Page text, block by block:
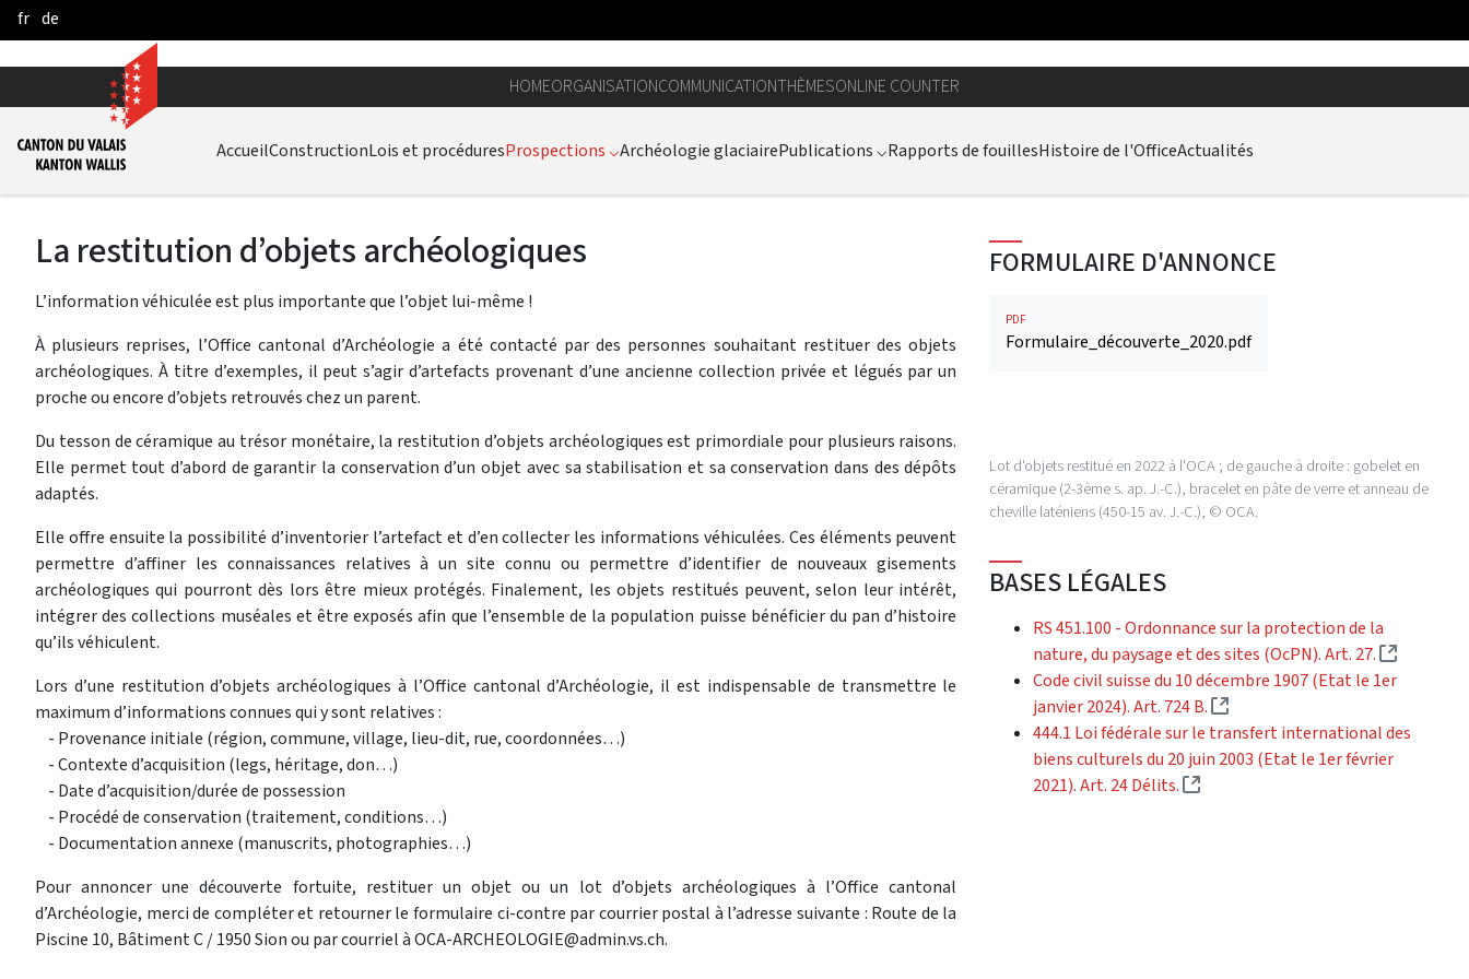
Skip to Main Content
fr de
HOMEORGANISATIONCOMMUNICATIONTHÈMESONLINE COUNTER
AccueilConstructionLois et procéduresProspections ⌵Archéologie glaciairePublications ⌵Rapports de fouillesHistoire de l'OfficeActualités
La restitution d’objets archéologiques
L’information véhiculée est plus importante que l’objet lui-même !
À plusieurs reprises, l’Office cantonal d’Archéologie a été contacté par des personnes souhaitant restituer des objets
archéologiques. À titre d’exemples, il peut s’agir d’artefacts provenant d’une ancienne collection privée et légués par un
proche ou encore d’objets retrouvés chez un parent.
Du tesson de céramique au trésor monétaire, la restitution d’objets archéologiques est primordiale pour plusieurs raisons.
Elle permet tout d’abord de garantir la conservation d’un objet avec sa stabilisation et sa conservation dans des dépôts
adaptés.
Elle offre ensuite la possibilité d’inventorier l’artefact et d’en collecter les informations véhiculées. Ces éléments peuvent
permettre d’affiner les connaissances relatives à un site connu ou permettre d’identifier de nouveaux gisements
archéologiques qui pourront dès lors être mieux protégés. Finalement, les objets restitués peuvent, selon leur intérêt,
intégrer des collections muséales et être exposés afin que l’ensemble de la population puisse bénéficier du pan d’histoire
qu’ils véhiculent.
Lors d’une restitution d’objets archéologiques à l’Office cantonal d’Archéologie, il est indispensable de transmettre le
maximum d’informations connues qui y sont relatives :
- Provenance initiale (région, commune, village, lieu-dit, rue, coordonnées…)
- Contexte d’acquisition (legs, héritage, don…)
- Date d’acquisition/durée de possession
- Procédé de conservation (traitement, conditions…)
- Documentation annexe (manuscrits, photographies…)
Pour annoncer une découverte fortuite, restituer un objet ou un lot d’objets archéologiques à l’Office cantonal
d’Archéologie, merci de compléter et retourner le formulaire ci-contre par courrier postal à l’adresse suivante : Route de la
Piscine 10, Bâtiment C / 1950 Sion ou par courriel à OCA-ARCHEOLOGIE@admin.vs.ch.
FORMULAIRE D'ANNONCE
PDF
Formulaire_découverte_2020.pdf
Lot d'objets restitué en 2022 à l'OCA ; de gauche à droite : gobelet en
céramique (2-3ème s. ap. J.-C.), bracelet en pâte de verre et anneau de
cheville laténiens (450-15 av. J.-C.), © OCA.
BASES LÉGALES
RS 451.100 - Ordonnance sur la protection de la
nature, du paysage et des sites (OcPN). Art. 27.
Code civil suisse du 10 décembre 1907 (Etat le 1er
janvier 2024). Art. 724 B.
(External link)
444.1 Loi fédérale sur le transfert international des
biens culturels du 20 juin 2003 (Etat le 1er février
2021). Art. 24 Délits.
(External link)